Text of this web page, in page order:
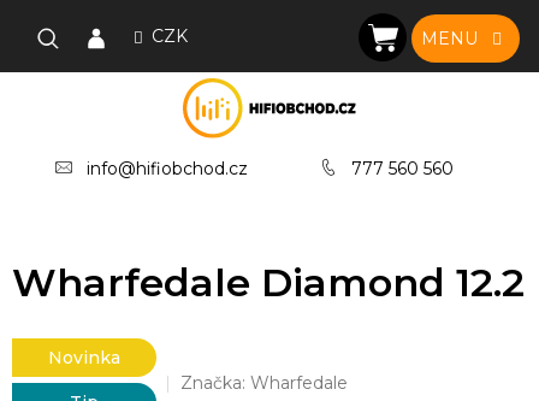
CZK
info@hifiobchod.cz 777 560 560
NÁKUPNÍ
KOŠÍK
Wharfedale Diamond 12.2
Novinka
Značka: Wharfedale